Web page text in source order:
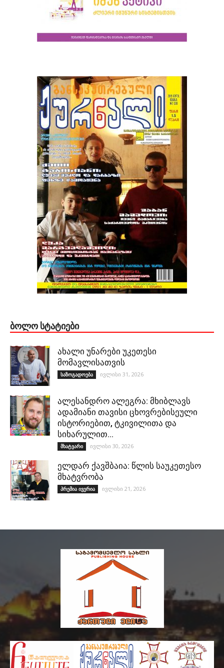
ᲑᲝᲚᲝ ᲡᲢᲐᲢᲘᲔᲑᲘ
ახალი უნარები უკეთესი
მომავლისათვის
საზოგადოება ივლისი 31, 2026
ალესანდრო ალეგრა: მხიბლავს
ადამიანი თავისი ცხოვრებისეული
ისტორიებით, ტკივილითა და
სიხარულით…
მხატვარი ივლისი 30, 2026
ელდარ ქავშბაია: წლის საუკეთესო
მხატვრობა
პრემია ივერია ივლისი 21, 2026